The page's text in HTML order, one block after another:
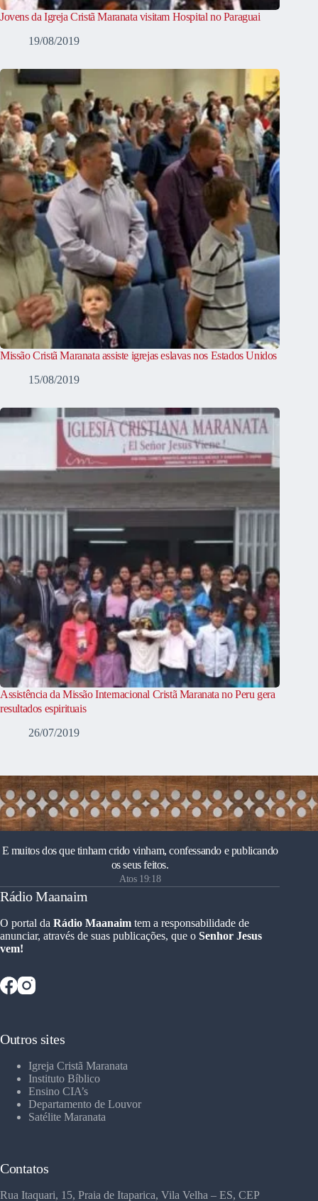
Jovens da Igreja Cristã Maranata visitam Hospital no Paraguai
19/08/2019
Missão Cristã Maranata assiste igrejas eslavas nos Estados Unidos
15/08/2019
Assistência da Missão Internacional Cristã Maranata no Peru gera
resultados espirituais
26/07/2019
E muitos dos que tinham crido vinham, confessando e publicando
os seus feitos.
Atos 19:18
Rádio Maanaim
O portal da Rádio Maanaim tem a responsabilidade de
anunciar, através de suas publicações, que o Senhor Jesus
vem!
Outros sites
Igreja Cristã Maranata
Instituto Bíblico
Ensino CIA’s
Departamento de Louvor
Satélite Maranata
Contatos
Rua Itaquari, 15, Praia de Itaparica, Vila Velha – ES, CEP